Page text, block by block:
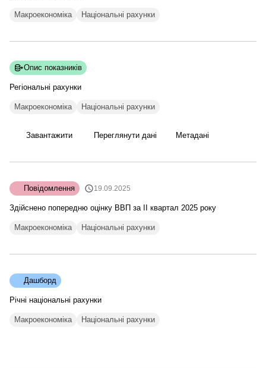
Макроекономіка Національні рахунки
Опис показників
Регіональні рахунки
Макроекономіка Національні рахунки
Завантажити Переглянути дані Метадані
Повідомлення 19.09.2025
Здійснено попередню оцінку ВВП за IІ квартал 2025 року
Макроекономіка Національні рахунки
Дашборд
Річні національні рахунки
Макроекономіка Національні рахунки